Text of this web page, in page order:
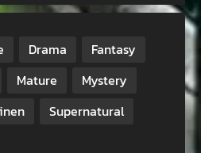
Drama
Fantasy
Mature
Mystery
Supernatural